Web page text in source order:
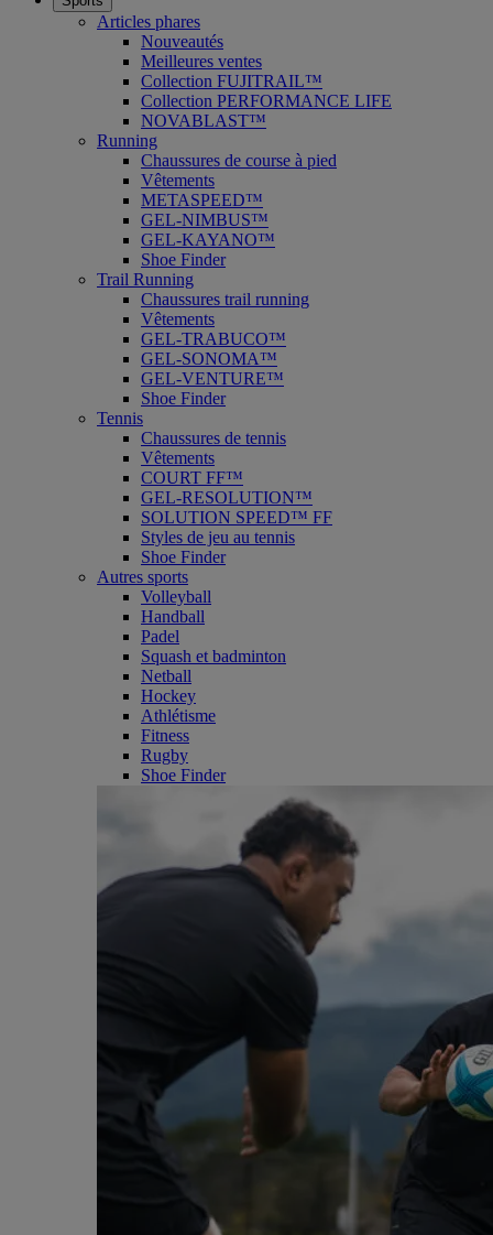
Articles phares
Nouveautés
Meilleures ventes
Collection FUJITRAIL™
Collection PERFORMANCE LIFE
NOVABLAST™
Running
Chaussures de course à pied
Vêtements
METASPEED™
GEL-NIMBUS™
GEL-KAYANO™
Shoe Finder
Trail Running
Chaussures trail running
Vêtements
GEL-TRABUCO™
GEL-SONOMA™
GEL-VENTURE™
Shoe Finder
Tennis
Chaussures de tennis
Vêtements
COURT FF™
GEL-RESOLUTION™
SOLUTION SPEED™ FF
Styles de jeu au tennis
Shoe Finder
Autres sports
Volleyball
Handball
Padel
Squash et badminton
Netball
Hockey
Athlétisme
Fitness
Rugby
Shoe Finder